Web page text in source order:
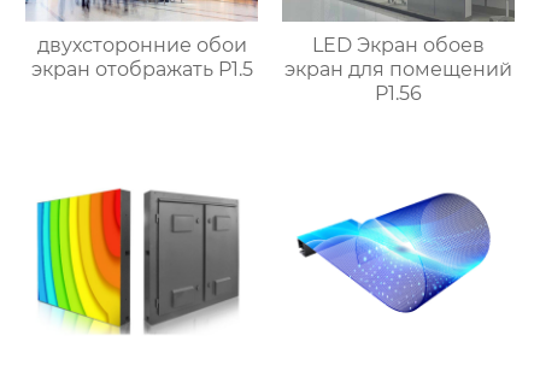
двухсторонние обои
экран отображать P1.5
LED Экран обоев
экран для помещений
P1.56